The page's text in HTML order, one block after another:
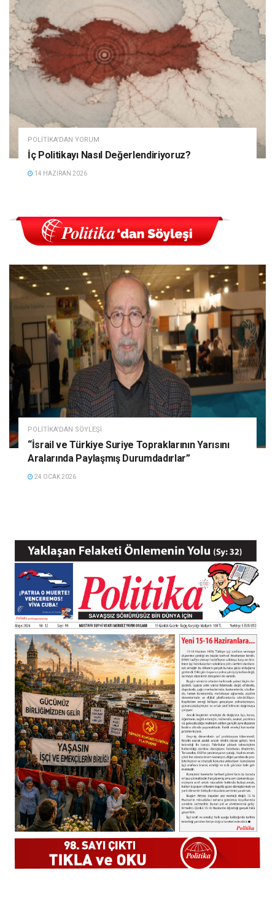
POLITIKA'DAN YORUM
İç Politikayı Nasıl Değerlendiriyoruz?
14 HAZIRAN 2026
POLITIKA'DAN SÖYLEŞI
“İsrail ve Türkiye Suriye Topraklarının Yarısını
Aralarında Paylaşmış Durumdadırlar”
24 OCAK 2026